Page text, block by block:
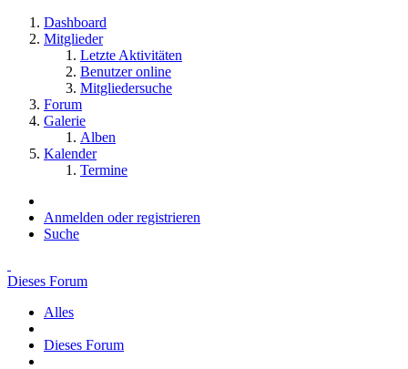
Dashboard
Mitglieder
Letzte Aktivitäten
Benutzer online
Mitgliedersuche
Forum
Galerie
Alben
Kalender
Termine
Anmelden oder registrieren
Suche
Dieses Forum
Alles
Dieses Forum